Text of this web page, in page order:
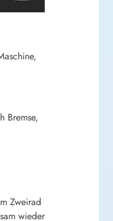
Bremse,
Zweirad
wieder